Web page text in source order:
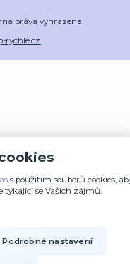
práva vyhrazena.
rychle.cz
s použitím souborů cookies,
se Vašich zájmů.
Podrobné nastavení